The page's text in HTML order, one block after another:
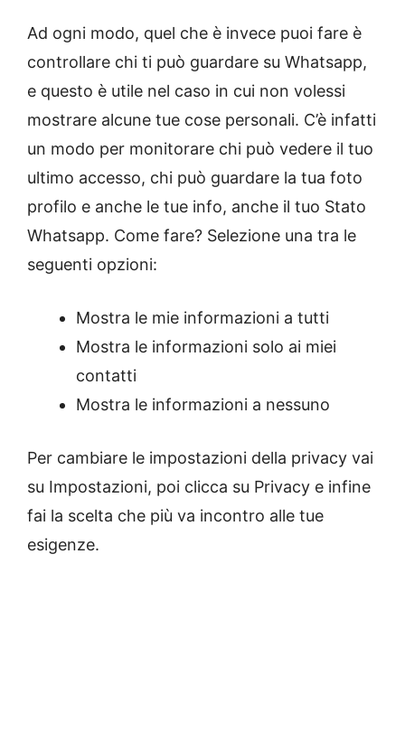
Ad ogni modo, quel che è invece puoi fare è
controllare chi ti può guardare su Whatsapp,
e questo è utile nel caso in cui non volessi
mostrare alcune tue cose personali. C’è infatti
un modo per monitorare chi può vedere il tuo
ultimo accesso, chi può guardare la tua foto
profilo e anche le tue info, anche il tuo Stato
Whatsapp. Come fare? Selezione una tra le
seguenti opzioni:
Mostra le mie informazioni a tutti
Mostra le informazioni solo ai miei
contatti
Mostra le informazioni a nessuno
Per cambiare le impostazioni della privacy vai
su Impostazioni, poi clicca su Privacy e infine
fai la scelta che più va incontro alle tue
esigenze.